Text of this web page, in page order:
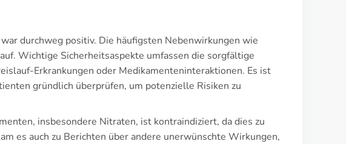
durchweg positiv. Die häufigsten Nebenwirkungen wie
Wichtige Sicherheitsaspekte umfassen die sorgfältige
Erkrankungen oder Medikamenteninteraktionen. Es ist
gründlich überprüfen, um potenzielle Risiken zu
insbesondere Nitraten, ist kontraindiziert, da dies zu
es auch zu Berichten über andere unerwünschte Wirkungen,